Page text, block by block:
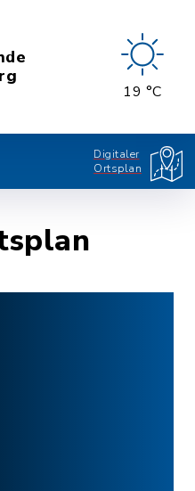
19 °C
Digitaler
Ortsplan